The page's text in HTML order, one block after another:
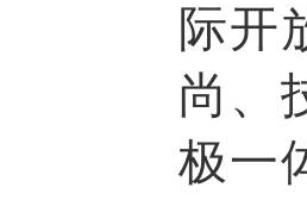
际开
尚、
极一